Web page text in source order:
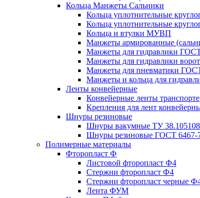
Кольца Манжеты Сальники
Кольца уплотнительные
Кольца уплотнительные
Кольца и втулки МУВП
Манжеты армированные
Манжеты для гидравлики
Манжеты для гидравлики
Манжеты для пневматики
Манжеты и кольца для
Ленты конвейерные
Конвейерные ленты
Крепления для лент
Шнуры резиновые
Шнуры вакумные ТУ
Шнуры резиновые ГОСТ 6467-
Полимерные материалы
Фторопласт Ф
Листовой фторопласт Ф4
Стержни фторопласт Ф4
Стержни фторопласт черные
Лента ФУМ